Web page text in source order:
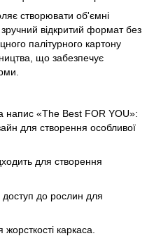
створювати об'ємні
зручний відкритий формат без
палітурного картону
що забезпечує
напис «The Best FOR YOU»:
для створення особливої
для створення
до рослин для
каркаса.